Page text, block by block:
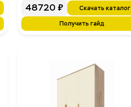
48720 ₽ Скачать каталог
Получить гайд